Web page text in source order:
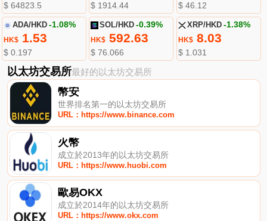
$ 64823.5 $ 1914.44 $ 46.12
ADA/HKD -1.08%
HK$1.53
$ 0.197
SOL/HKD -0.39%
HK$ 592.63
$ 76.066
XRP/HKD -1.38%
HK$8.03
$ 1.031
以太坊交易所最好的以太坊交易所
幣安
世界排名第一的以太坊交易所
URL：https://www.binance.com
火幣
成立於2013年的以太坊交易所
URL：https://www.huobi.com
歐易OKX
成立於2014年的以太坊交易所
URL：https://www.okx.com